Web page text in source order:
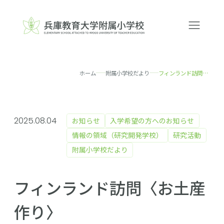
ホーム 附属小学校だより フィンランド訪問〈お土産作り〉
フィンランド訪問〈お土産
作り〉
2025.08.04 お知らせ
入学希望の方へのお知らせ
情報の領域（研究開発学校）
研究活動
附属小学校だより